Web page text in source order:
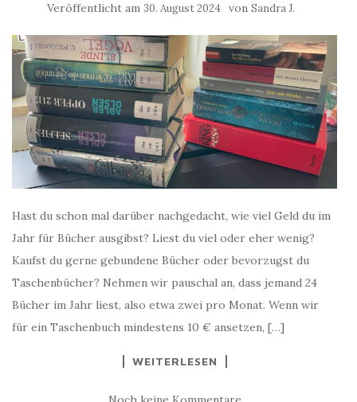
Veröffentlicht am 30. August 2024 von Sandra J.
Hast du schon mal darüber nachgedacht, wie viel Geld du im
Jahr für Bücher ausgibst? Liest du viel oder eher wenig?
Kaufst du gerne gebundene Bücher oder bevorzugst du
Taschenbücher? Nehmen wir pauschal an, dass jemand 24
Bücher im Jahr liest, also etwa zwei pro Monat. Wenn wir
für ein Taschenbuch mindestens 10 € ansetzen, […]
WEITERLESEN